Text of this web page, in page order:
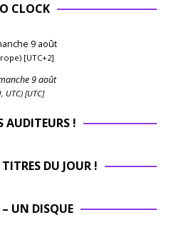
CLOCK
9 août
[UTC+2]
9 août
UTC) [UTC]
AUDITEURS !
TITRES DU JOUR !
UN DISQUE